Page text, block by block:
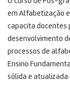
em Alfabetização
capacita docentes
desenvolvimento
processos de
Ensino
sólida e atualizada